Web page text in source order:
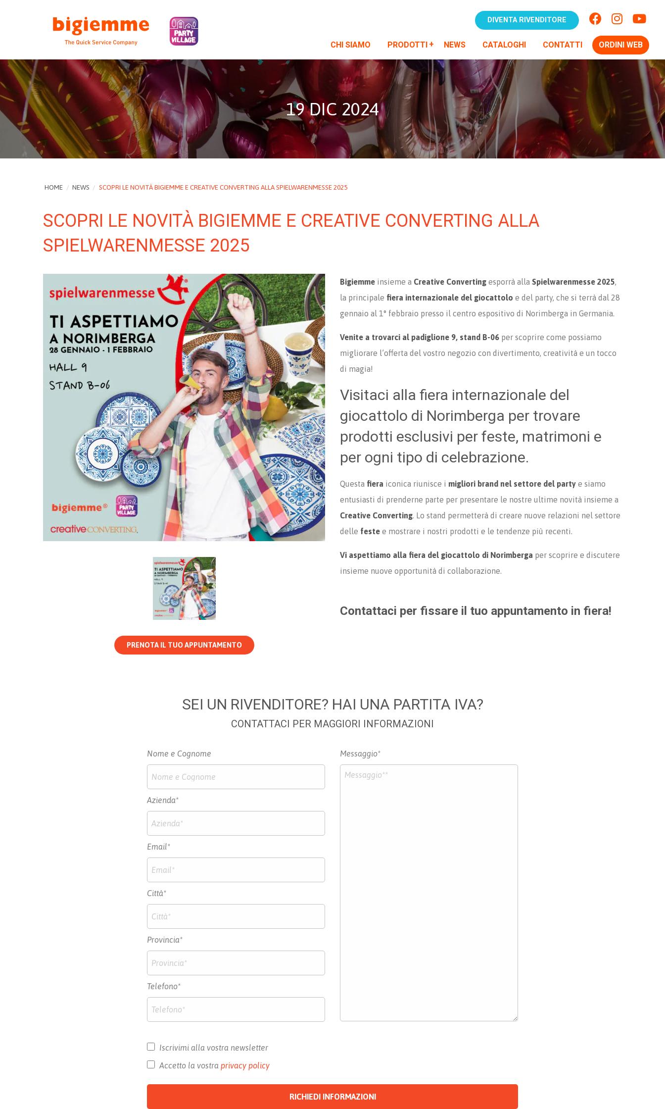
DIVENTA RIVENDITORE
CHI SIAMO PRODOTTI NEWS CATALOGHI CONTATTI ORDINI WEB
19 DIC 2024
HOME / NEWS / SCOPRI LE NOVITÀ BIGIEMME E CREATIVE CONVERTING ALLA SPIELWARENMESSE 2025
SCOPRI LE NOVITÀ BIGIEMME E CREATIVE CONVERTING ALLA
SPIELWARENMESSE 2025
PRENOTA IL TUO APPUNTAMENTO
Bigiemme insieme a Creative Converting esporrà alla Spielwarenmesse 2025,
la principale fiera internazionale del giocattolo e del party, che si terrà dal 28
gennaio al 1° febbraio presso il centro espositivo di Norimberga in Germania.
Venite a trovarci al padiglione 9, stand B-06 per scoprire come possiamo
migliorare l’offerta del vostro negozio con divertimento, creatività e un tocco
di magia!
Visitaci alla fiera internazionale del
giocattolo di Norimberga per trovare
prodotti esclusivi per feste, matrimoni e
per ogni tipo di celebrazione.
Questa fiera iconica riunisce i migliori brand nel settore del party e siamo
entusiasti di prenderne parte per presentare le nostre ultime novità insieme a
Creative Converting. Lo stand permetterà di creare nuove relazioni nel settore
delle feste e mostrare i nostri prodotti e le tendenze più recenti.
Vi aspettiamo alla fiera del giocattolo di Norimberga per scoprire e discutere
insieme nuove opportunità di collaborazione.
Contattaci per fissare il tuo appuntamento in fiera!
SEI UN RIVENDITORE? HAI UNA PARTITA IVA?
CONTATTACI PER MAGGIORI INFORMAZIONI
Nome e Cognome
Azienda*
Email*
Città*
Provincia*
Telefono*
Messaggio*
Iscrivimi alla vostra newsletter
Accetto la vostra privacy policy